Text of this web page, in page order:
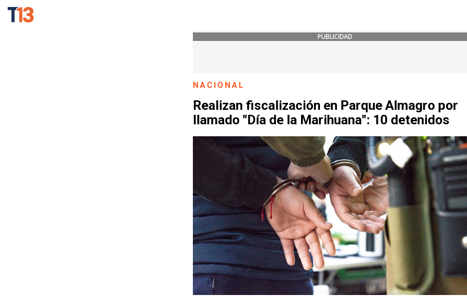
PUBLICIDAD
NACIONAL
Realizan fiscalización en Parque Almagro por
llamado "Día de la Marihuana": 10 detenidos